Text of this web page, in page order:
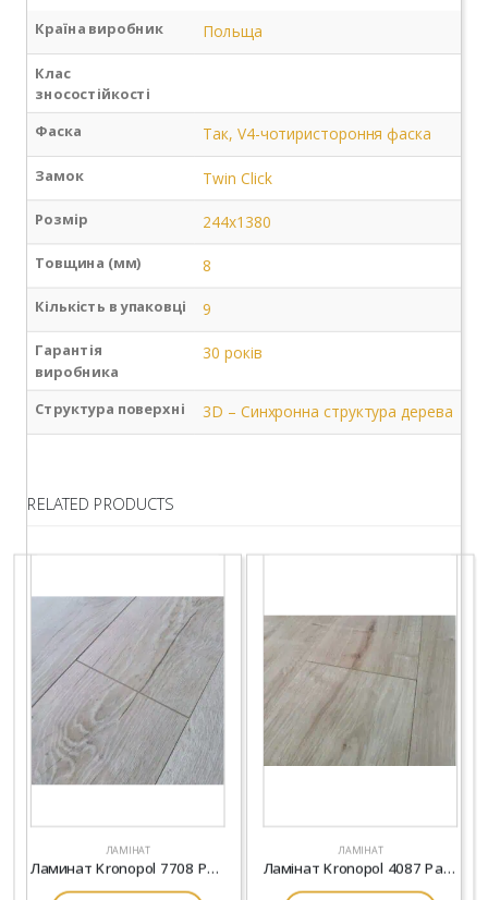
Країна виробник Польща
Клас
зносостійкості
Фаска
Так, V4-чотиристороння фаска
Замок Twin Click
Розмір 244х1380
Товщина (мм) 8
Кількість в упаковці 9
Гарантія
виробника
30 років
Структура поверхні 3D – Синхронна структура дерева
RELATED PRODUCTS
ЛАМІНАТ
Ламинат Kronopol 7708 Parfe Floor Narrow 4V Дуб Довиль
ЛАМІНАТ
Ламінат Kronopol 4087 Parfe Floor 4V Дуб Оланд